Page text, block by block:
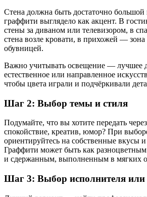
Стена должна быть достаточно большой
граффити выглядело как акцент. В
стены за диваном или телевизором, в
стена возле кровати, в прихожей — зона
обувницей.
Важно учитывать освещение — лучшее
естественное или направленное
чтобы цвета играли и подчёркивали
Шаг 2: Выбор темы и стиля
Подумайте, что вы хотите передать
спокойствие, креатив, юмор? При
ориентируйтесь на собственные вкусы и
Граффити может быть как
и сдержанным, выполненным в мягких
Шаг 3: Выбор исполнителя или